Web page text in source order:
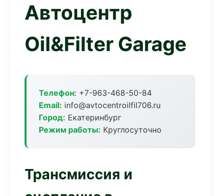
Автоцентр
Oil&Filter Garage
Телефон: +7-963-468-50-84
Email: info@avtocentroilfil706.ru
Город: Екатеринбург
Режим работы: Круглосуточно
Трансмиссия и